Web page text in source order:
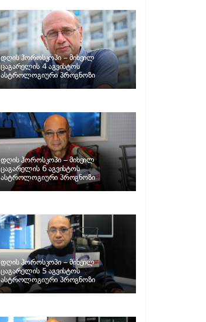
დღის ჰოროსკოპი – მიხეილ
ცაგარელის 4 აგვისტოს
ასტროლოგიური პროგნოზი
დღის ჰოროსკოპი – მიხეილ
ცაგარელის 6 აგვისტოს
ასტროლოგიური პროგნოზი
დღის ჰოროსკოპი – მიხეილ
ცაგარელის 5 აგვისტოს
ასტროლოგიური პროგნოზი